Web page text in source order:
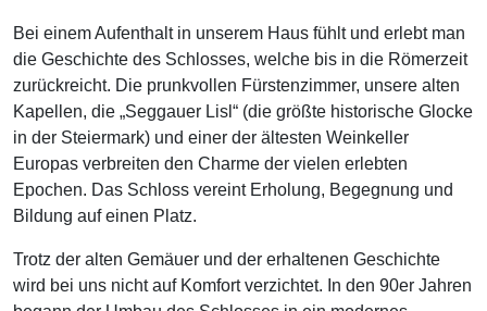
Bei einem Aufenthalt in unserem Haus fühlt und erlebt man
die Geschichte des Schlosses, welche bis in die Römerzeit
zurückreicht. Die prunkvollen Fürstenzimmer, unsere alten
Kapellen, die „Seggauer Lisl“ (die größte historische Glocke
in der Steiermark) und einer der ältesten Weinkeller
Europas verbreiten den Charme der vielen erlebten
Epochen. Das Schloss vereint Erholung, Begegnung und
Bildung auf einen Platz.
Trotz der alten Gemäuer und der erhaltenen Geschichte
wird bei uns nicht auf Komfort verzichtet. In den 90er Jahren